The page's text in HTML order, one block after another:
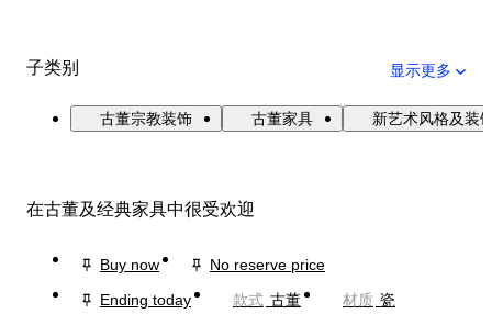
子类别 显示更多
古董宗教装饰 古董家具 新艺术风格及装
在古董及经典家具中很受欢迎
Buy now
No reserve price
Ending today
款式 古董 材质 瓷